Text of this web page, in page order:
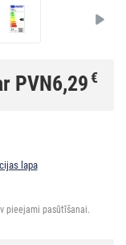
PVN6,29€
lapa
pieejami pasūtīšanai.